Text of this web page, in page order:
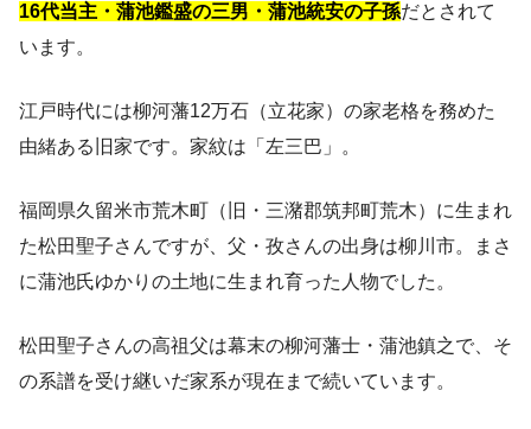
16代当主・蒲池鑑盛の三男・蒲池統安の子孫だとされて
います。
江戸時代には柳河藩12万石（立花家）の家老格を務めた
由緒ある旧家です。家紋は「左三巴」。
福岡県久留米市荒木町（旧・三潴郡筑邦町荒木）に生まれ
た松田聖子さんですが、父・孜さんの出身は柳川市。まさ
に蒲池氏ゆかりの土地に生まれ育った人物でした。
松田聖子さんの高祖父は幕末の柳河藩士・蒲池鎮之で、そ
の系譜を受け継いだ家系が現在まで続いています。